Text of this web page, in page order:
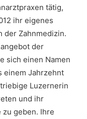
tätig,
ihr eigenes
der Zahnmedizin.
der
sich einen Namen
einem Jahrzehnt
Luzernerin
und ihr
zu geben. Ihre